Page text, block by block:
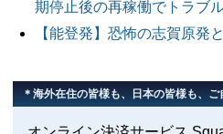
期停止後の再稼働でトラブル
【能登発】恐怖の志賀原発
＊海外在住の皆様も、日本の皆様も、ご